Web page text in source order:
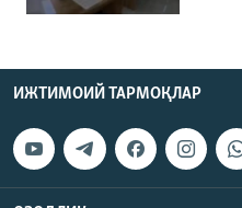
ИЖТИМОИЙ ТАРМОҚЛАР